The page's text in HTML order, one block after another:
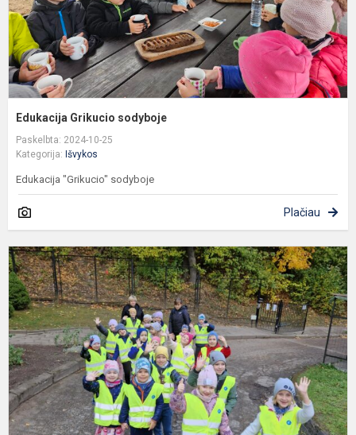
Edukacija Grikucio sodyboje
Paskelbta: 2024-10-25
Kategorija: Išvykos
Edukacija "Grikucio" sodyboje
Plačiau